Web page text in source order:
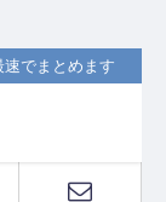
でまとめます